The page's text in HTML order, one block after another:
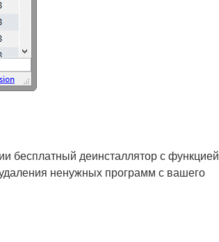
бесплатный деинсталлятор с функцией
ненужных программ с вашего